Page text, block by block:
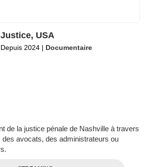
Justice, USA
Depuis 2024 | Documentaire
de la justice pénale de Nashville à travers
avocats, des administrateurs ou